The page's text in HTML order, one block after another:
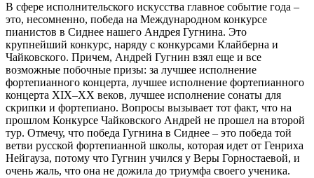
В сфере исполнительского искусства главное событие года –
это, несомненно, победа на Международном конкурсе
пианистов в Сиднее нашего Андрея Гугнина. Это
крупнейший конкурс, наряду с конкурсами Клайберна и
Чайковского. Причем, Андрей Гугнин взял еще и все
возможные побочные призы: за лучшее исполнение
фортепианного концерта, лучшее исполнение фортепианного
концерта XIX–XX веков, лучшее исполнение сонаты для
скрипки и фортепиано. Вопросы вызывает тот факт, что на
прошлом Конкурсе Чайковского Андрей не прошел на второй
тур. Отмечу, что победа Гугнина в Сиднее – это победа той
ветви русской фортепианной школы, которая идет от Генриха
Нейгауза, потому что Гугнин учился у Веры Горностаевой, и
очень жаль, что она не дожила до триумфа своего ученика.